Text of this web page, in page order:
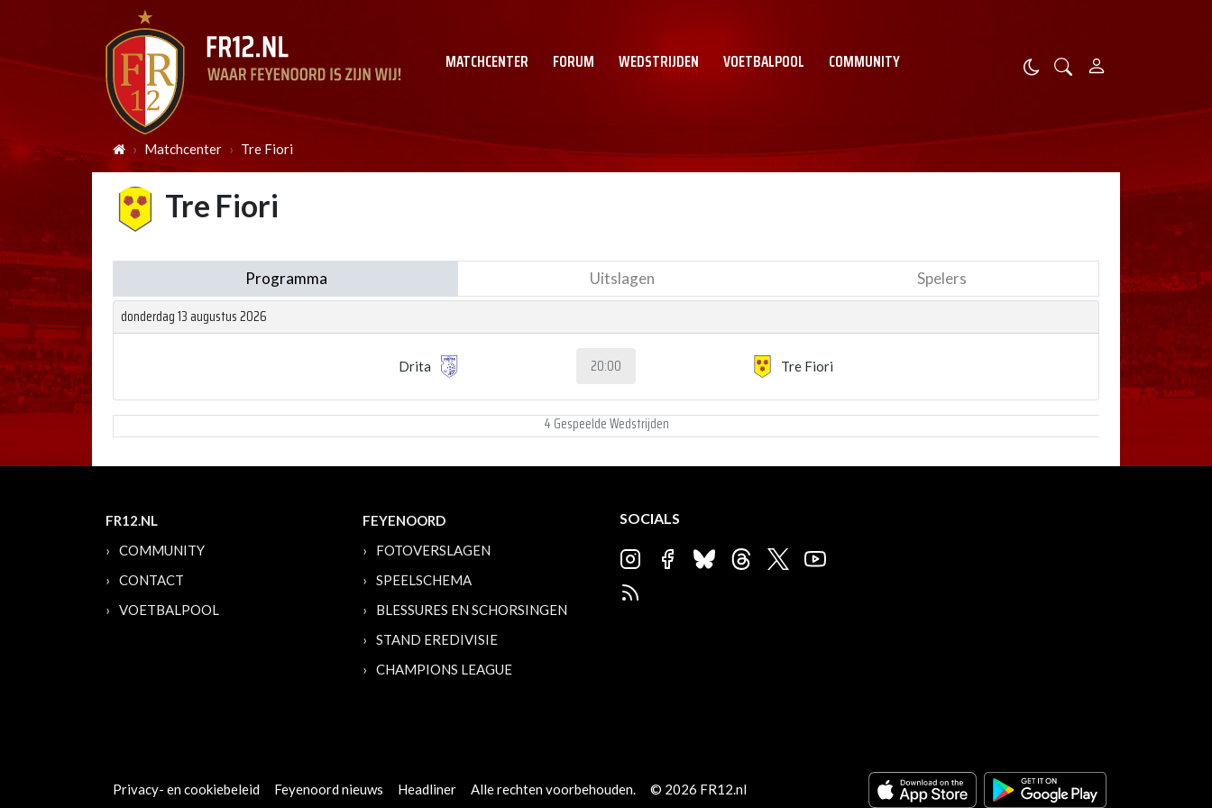
MATCHCENTER FORUM WEDSTRIJDEN VOETBALPOOL COMMUNITY
Matchcenter Tre Fiori
Tre Fiori
Programma Uitslagen Spelers
donderdag 13 augustus 2026
Drita 20:00 Tre Fiori
4 Gespeelde Wedstrijden
FR12.NL
COMMUNITY
CONTACT
VOETBALPOOL
FEYENOORD
FOTOVERSLAGEN
SPEELSCHEMA
BLESSURES EN SCHORSINGEN
STAND EREDIVISIE
CHAMPIONS LEAGUE
SOCIALS
Privacy- en cookiebeleid Feyenoord nieuws Headliner Alle rechten voorbehouden. © 2026 FR12.nl